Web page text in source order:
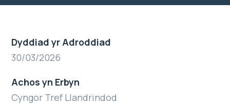
Dyddiad yr Adroddiad
30/03/2026
Achos yn Erbyn
Cyngor Tref Llandrindod